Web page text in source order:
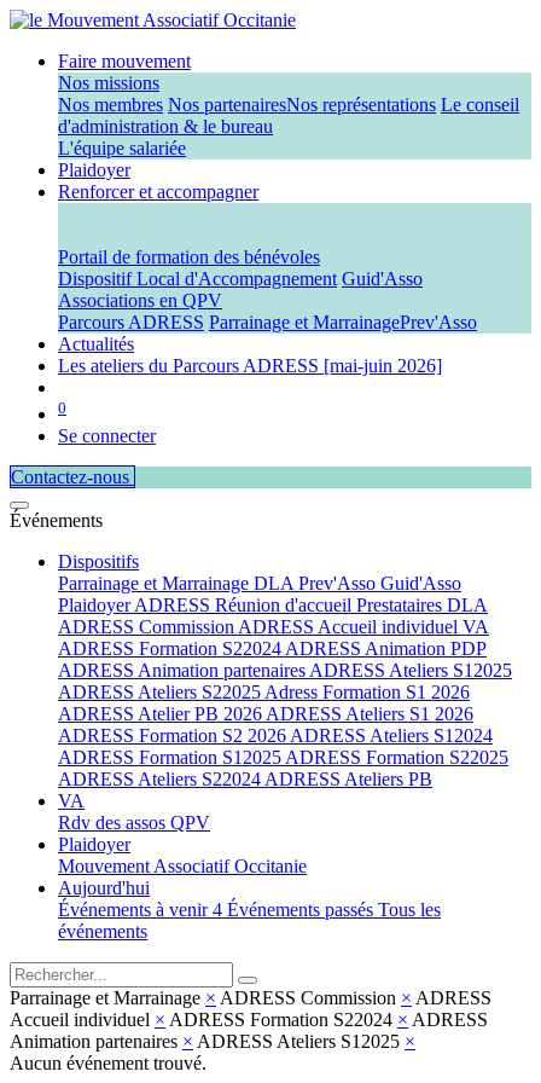
Faire mouvement
Nos missions
Nos membres Nos partenairesNos représentations Le conseil
d'administration & le bureau
L'équipe salariée
Plaidoyer
Renforcer et accompagner
Portail de formation des bénévoles
Dispositif Local d'Accompagnement Guid'Asso
Associations en QPV
Parcours ADRESS Parrainage et MarrainagePrev'Asso
Actualités
Les ateliers du Parcours ADRESS [mai-juin 2026]
0
Se connecter
Contactez-nous​​
Événements
Dispositifs
Parrainage et Marrainage DLA Prev'Asso Guid'Asso
PlaidoyerADRESS Réunion d'accueil Prestataires DLA
ADRESS Commission ADRESS Accueil individuel VA
ADRESS Formation S22024 ADRESS Animation PDP
ADRESS Animation partenaires ADRESS Ateliers S12025
ADRESS Ateliers S22025 Adress Formation S1 2026
ADRESS Atelier PB 2026 ADRESS Ateliers S1 2026
ADRESS Formation S2 2026 ADRESS Ateliers S12024
ADRESS Formation S12025 ADRESS Formation S22025
ADRESS Ateliers S22024 ADRESS Ateliers PB
VA
Rdv des assos QPV
Plaidoyer
Mouvement Associatif Occitanie
Aujourd'hui
Événements à venir4 Événements passés Tous les
événements
Parrainage et Marrainage × ADRESS Commission × ADRESS
Accueil individuel × ADRESS Formation S22024 × ADRESS
Animation partenaires × ADRESS Ateliers S12025 ×
Aucun événement trouvé.